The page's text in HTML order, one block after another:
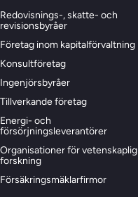
Redovisnings-, skatte- och
revisionsbyråer
Företag inom kapitalförvaltning
Konsultföretag
Ingenjörsbyråer
Tillverkande företag
Energi- och
försörjningsleverantörer
Organisationer för vetenskaplig
forskning
Försäkringsmäklarfirmor